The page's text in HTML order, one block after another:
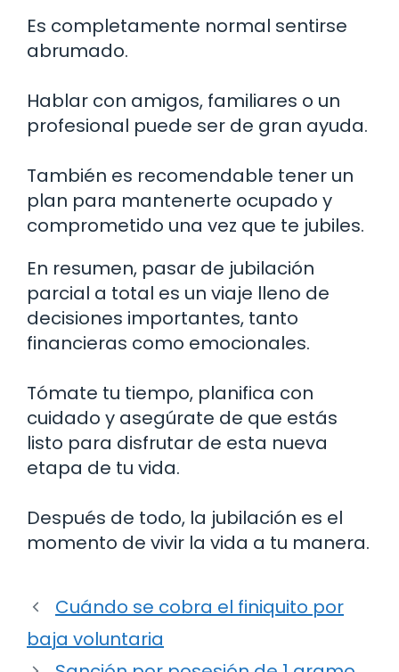
Es completamente normal sentirse
abrumado.
Hablar con amigos, familiares o un
profesional puede ser de gran ayuda.
También es recomendable tener un
plan para mantenerte ocupado y
comprometido una vez que te jubiles.
En resumen, pasar de jubilación
parcial a total es un viaje lleno de
decisiones importantes, tanto
financieras como emocionales.
Tómate tu tiempo, planifica con
cuidado y asegúrate de que estás
listo para disfrutar de esta nueva
etapa de tu vida.
Después de todo, la jubilación es el
momento de vivir la vida a tu manera.
Cuándo se cobra el finiquito por
baja voluntaria